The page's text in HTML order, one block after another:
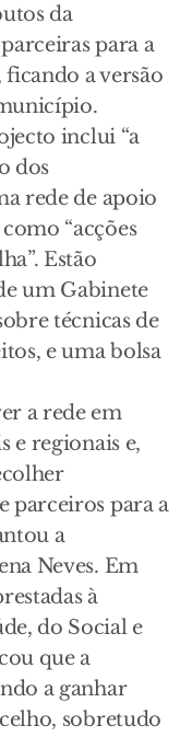
da
para a
a versão
inclui “a
dos
rede de apoio
“acções
Estão
um Gabinete
técnicas de
e uma bolsa
a rede em
e regionais e,
parceiros para a
a
Neves. Em
à
do Social e
que a
a ganhar
sobretudo